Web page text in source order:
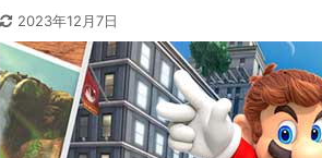
2023年12月7日